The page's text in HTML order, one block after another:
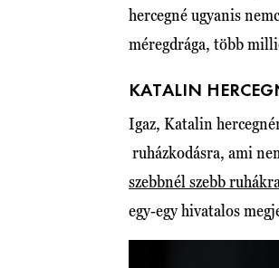
hercegné ugyanis
méregdrága, több
KATALIN
Igaz, Katalin
ruházkodásra, ami
szebbnél szebb
egy-egy hivatalos